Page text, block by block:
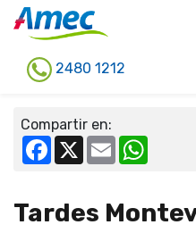
2480 1212
Compartir en:
Facebook
X Email
Tardes